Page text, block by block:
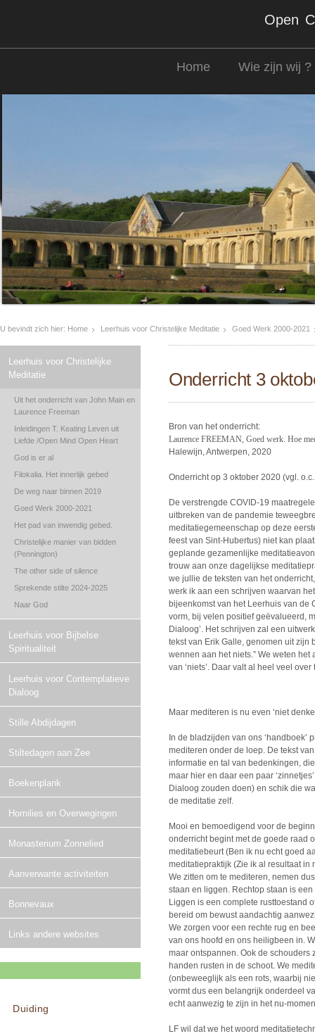
Open
Home Wie zijn wij ?
U bevindt zich hier: Home Leerhuis voor Christelijke Meditatie Goed Werk 2000-2021
Leerhuis voor Christelijke
Meditatie
Uit het onderricht van John Main en
Laurence Freeman
Inleidingen T. Keating Leven uit
Liefde /Open Mind Open Heart
God is er al
Filokalia. Het innerlijk gebed
De weg naar binnen 2019
Goed Werk 2000-2021
Het pad van inwendig gebed.
Christelijke manier van bidden
(Pennington)
The other side of silence
Sprekende stilte 2024-2025
Naar God
Leerhuis voor Bijbelse
Spiritualiteit
Leerhuis voor Contemplatieve
Dialoog
Stille Abdijdagen
Stiltedagen aan Zee
Boekenplank
Homilies en Overwegingen
Monasterium Zonnelied
Aanverwante activiteiten
Bonnevaux
Links andere websites
Duiding
Onderricht 3
Bron van het onderricht:
Laurence FREEMAN, Goed werk. Hoe
Halewijn, Antwerpen, 2020
Onderricht op 3 oktober 2020 (vgl.
De verstrengde COVID-19
uitbreken van de pandemie
meditatiegemeenschap op deze
feest van Sint-Hubertus) niet kan
geplande gezamenlijke
trouw aan onze dagelijkse
we jullie de teksten van het
werk ik aan een schrijven waarvan
bijeenkomst van het Leerhuis van de
vorm, bij velen positief geëvalueerd,
Dialoog’. Het schrijven zal een
tekst van Erik Galle, genomen uit zijn
wennen aan het niets.” We weten
van ‘niets’. Daar valt al heel veel
Maar mediteren is nu even ‘niet
In de bladzijden van ons
mediteren onder de loep. De tekst
informatie en tal van bedenkingen,
maar hier en daar een paar
Dialoog zouden doen) en schik die
de meditatie zelf.
Mooi en bemoedigend voor de
onderricht begint met de goede raad
meditatiebeurt (Ben ik nu echt goed
meditatiepraktijk (Zie ik al resultaat in
We zitten om te mediteren, nemen
staan en liggen. Rechtop staan is
Liggen is een complete rusttoestand
bereid om bewust aandachtig
We zorgen voor een rechte rug en
van ons hoofd en ons heiligbeen in.
maar ontspannen. Ook de
handen rusten in de schoot. We
(onbeweeglijk als een rots, waarbij
vormt dus een belangrijk onderdeel
echt aanwezig te zijn in het nu-
LF wil dat we het woord